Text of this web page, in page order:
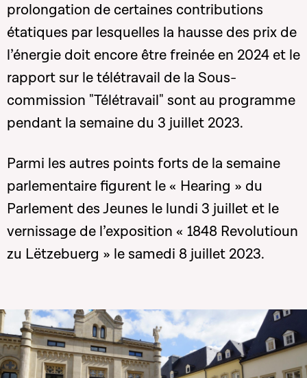
prolongation de certaines contributions
étatiques par lesquelles la hausse des prix de
l’énergie doit encore être freinée en 2024 et le
rapport sur le télétravail de la Sous-
commission "Télétravail" sont au programme
pendant la semaine du 3 juillet 2023.
Parmi les autres points forts de la semaine
parlementaire figurent le « Hearing » du
Parlement des Jeunes le lundi 3 juillet et le
vernissage de l’exposition « 1848 Revolutioun
zu Lëtzebuerg » le samedi 8 juillet 2023.